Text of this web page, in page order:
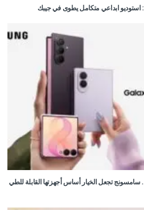
تجعل الخيار أساس أجهزتها القابلة للطي